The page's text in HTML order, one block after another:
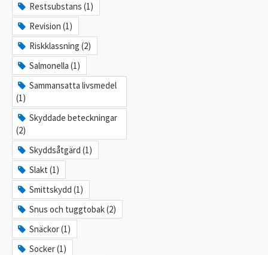
Restsubstans (1)
Revision (1)
Riskklassning (2)
Salmonella (1)
Sammansatta livsmedel
(1)
Skyddade beteckningar
(2)
Skyddsåtgärd (1)
Slakt (1)
Smittskydd (1)
Snus och tuggtobak (2)
Snäckor (1)
Socker (1)